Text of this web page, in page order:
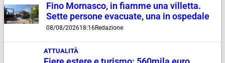
Fino Mornasco, in fiamme una villetta.
Sette persone evacuate, una in ospedale
08/08/202618:16Redazione
ATTUALITÀ